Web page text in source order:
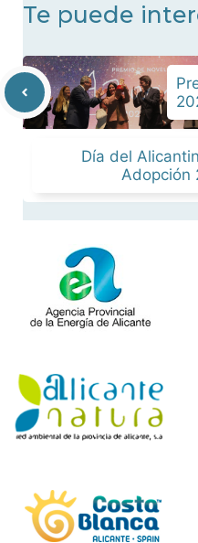
Te puede
Día del
Adopción